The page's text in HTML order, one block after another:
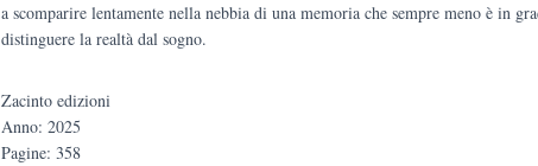
a scomparire lentamente nella nebbia di una memoria che sempre meno è in
distinguere la realtà dal sogno.
Zacinto edizioni
Anno: 2025
Pagine: 358